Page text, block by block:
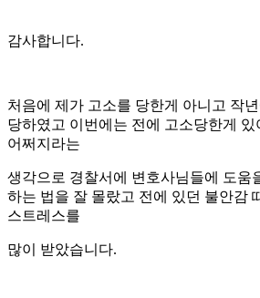
감사합니다.
처음에 제가 고소를 당한게 아니고 작
당하였고 이번에는 전에 고소당한게 있
어쩌지라는
생각으로 경찰서에 변호사님들에 도움
하는 법을 잘 몰랐고 전에 있던 불안감
스트레스를
많이 받았습니다.